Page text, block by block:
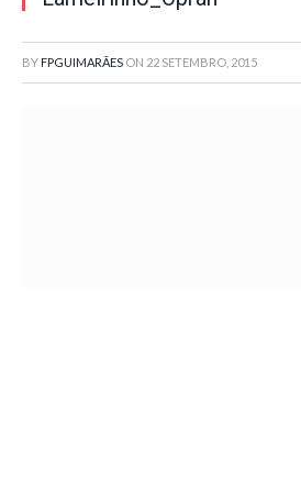
BY FPGUIMARÃES ON 22 SETEMBRO, 2015